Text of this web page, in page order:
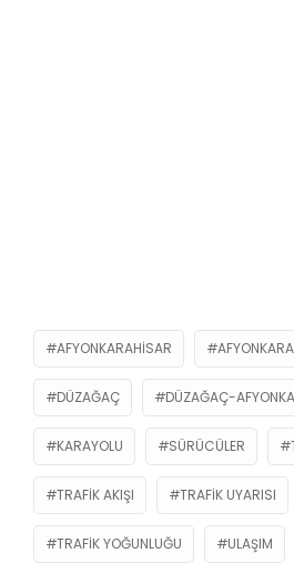
AFYONKARAHISAR
DÜZAĞAÇ DÜZAĞAÇ-
KARAYOLU SÜRÜCÜLER
TRAFIK AKIŞI TRAFIK UYARISI
TRAFIK YOĞUNLUĞU ULAŞIM